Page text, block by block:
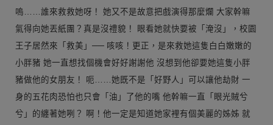
嗚……誰來救救她呀！ 她又不是故意把戲演得那麼爛 大家幹嘛
氣得向她丟紙團？真是沒禮貌！ 眼看她就快要被「淹沒」，校園
王子居然來「救美」── 咳咳！更正，是來救她這隻白白嫩嫩的
小胖豬 她一直想找個機會好好謝謝他 沒想到他卻要她這隻小胖
豬做他的女朋友！ 呃……她既不是「好野人」可以讓他劫財 一
身的五花肉恐怕也只會「油」了他的嘴 他幹嘛一直「眼光賊兮
兮」的纏著她咧？ 啊！他一定是知道她家裡有個美麗的姊姊 就